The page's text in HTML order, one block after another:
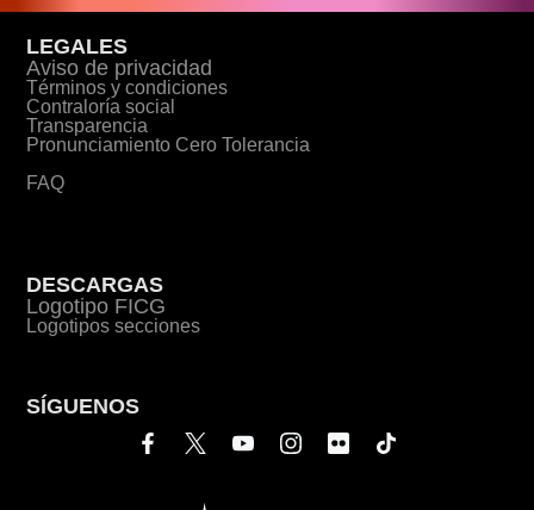
LEGALES
Aviso de privacidad
Términos y condiciones
Contraloría social
Transparencia
Pronunciamiento Cero Tolerancia
FAQ
DESCARGAS
Logotipo FICG
Logotipos secciones
SÍGUENOS